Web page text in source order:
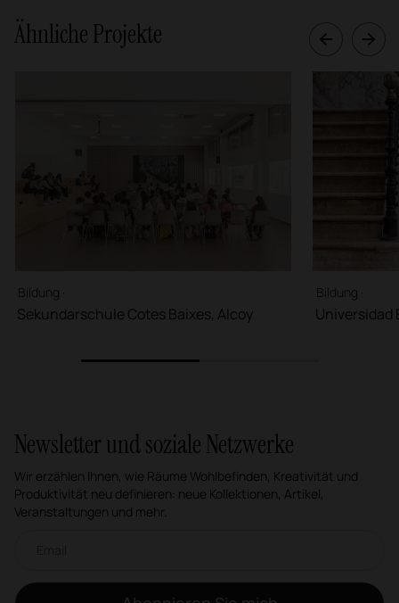
Ähnliche Projekte
Bildung ·
Sekundarschule Cotes Baixes, Alcoy
Bildung ·
Universidad
Newsletter und soziale Netzwerke
Wir erzählen Ihnen, wie Räume Wohlbefinden, Kreativität und
Produktivität neu definieren: neue Kollektionen, Artikel,
Veranstaltungen und mehr.